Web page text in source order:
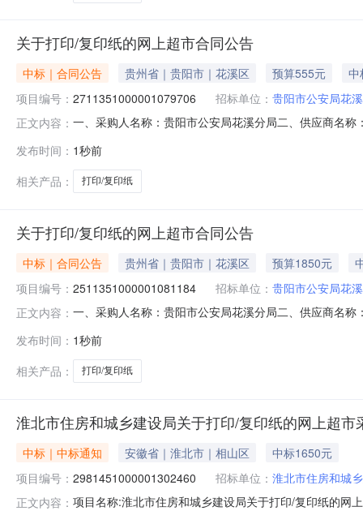
关于打印/复印纸的网上超市合同公告
中标｜合同公告 贵州省｜贵阳市｜花溪区 预算555元
中
项目编号： 2711351000001079706 招标单位： 贵阳市公安局花
正文内容： 一、采购人名称：贵阳市公安局花溪分局二、供应商名
力/deli3586,箱3.00185555服务要求或标的基本概况：
发布时间： 1秒前
相关产品：
打印/复印纸
关于打印/复印纸的网上超市合同公告
中标｜合同公告 贵州省｜贵阳市｜花溪区 预算1850元
项目编号： 2511351000001081184 招标单位： 贵阳市公安局花
正文内容： 一、采购人名称：贵阳市公安局花溪分局二、供应商名
力/deli3586,箱10.001851850服务要求或标的基本概况
发布时间： 1秒前
相关产品：
打印/复印纸
淮北市住房和城乡建设局关于打印/复印纸的网上超市
中标｜中标通知 安徽省｜淮北市｜相山区
中标1650元
项目编号： 2981451000001302460 招标单位： 淮北市住房和城
正文内容： 项目名称:淮北市住房和城乡建设局关于打印/复印纸的网